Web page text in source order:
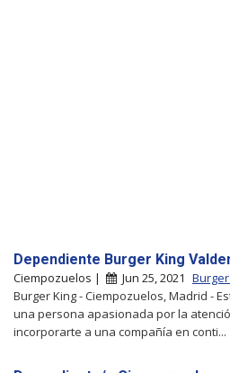
Dependiente Burger King
Ciempozuelos | Jun 25, 2021
Burger King - Ciempozuelos, Madrid -
una persona apasionada por la
incorporarte a una compañía en conti...